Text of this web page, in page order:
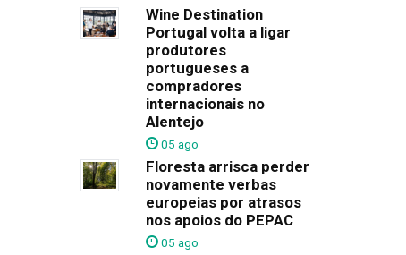
Wine Destination
Portugal volta a ligar
produtores
portugueses a
compradores
internacionais no
Alentejo
05 ago
Floresta arrisca perder
novamente verbas
europeias por atrasos
nos apoios do PEPAC
05 ago